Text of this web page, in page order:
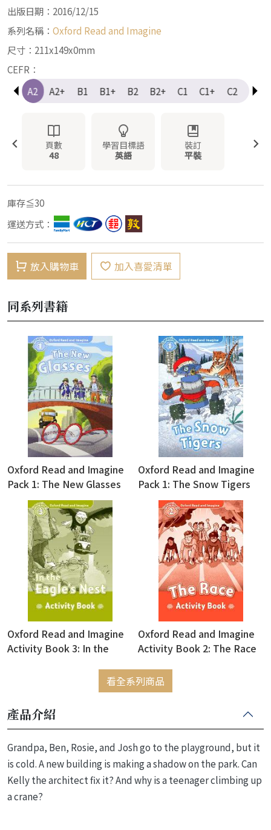
出版日期：2016/12/15
系列名稱： Oxford Read and Imagine
尺寸：211x149x0mm
CEFR：
A1+
A2 A2+ B1 B1+ B2 B2+ C1 C1+ C2
頁數
48
學習目標語
英語
裝訂
平裝
庫存≦30
運送方式：
放入購物車 加入喜愛清單
同系列書籍
Oxford Read and Imagine
Pack 1: The New Glasses
(with Audio Download
Access Code)
Oxford Read and Imagine
Pack 1: The Snow Tigers
(with Audio Download
Access Code)
Oxford Read and Imagine
Activity Book 3: In the
Oxford Read and Imagine
Activity Book 2: The Race
看全系列商品
產品介紹
Grandpa, Ben, Rosie, and Josh go to the playground, but it
is cold. A new building is making a shadow on the park. Can
Kelly the architect fix it? And why is a teenager climbing up
a crane?